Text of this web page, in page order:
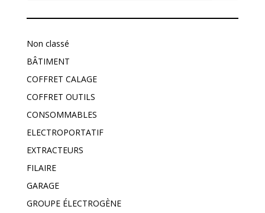
Non classé
BÂTIMENT
COFFRET CALAGE
COFFRET OUTILS
CONSOMMABLES
ELECTROPORTATIF
EXTRACTEURS
FILAIRE
GARAGE
GROUPE ÉLECTROGÈNE